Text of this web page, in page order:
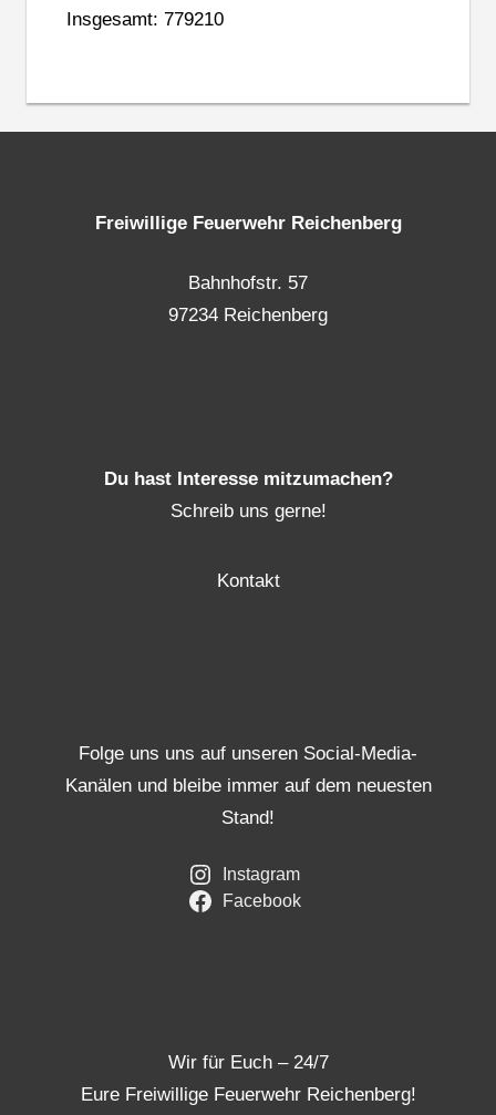
Insgesamt: 779210
Freiwillige Feuerwehr Reichenberg
Bahnhofstr. 57
97234 Reichenberg
Du hast Interesse mitzumachen?
Schreib uns gerne!
Kontakt
Folge uns uns auf unseren Social-Media-
Kanälen und bleibe immer auf dem neuesten
Stand!
Instagram
Facebook
Wir für Euch – 24/7
Eure Freiwillige Feuerwehr Reichenberg!